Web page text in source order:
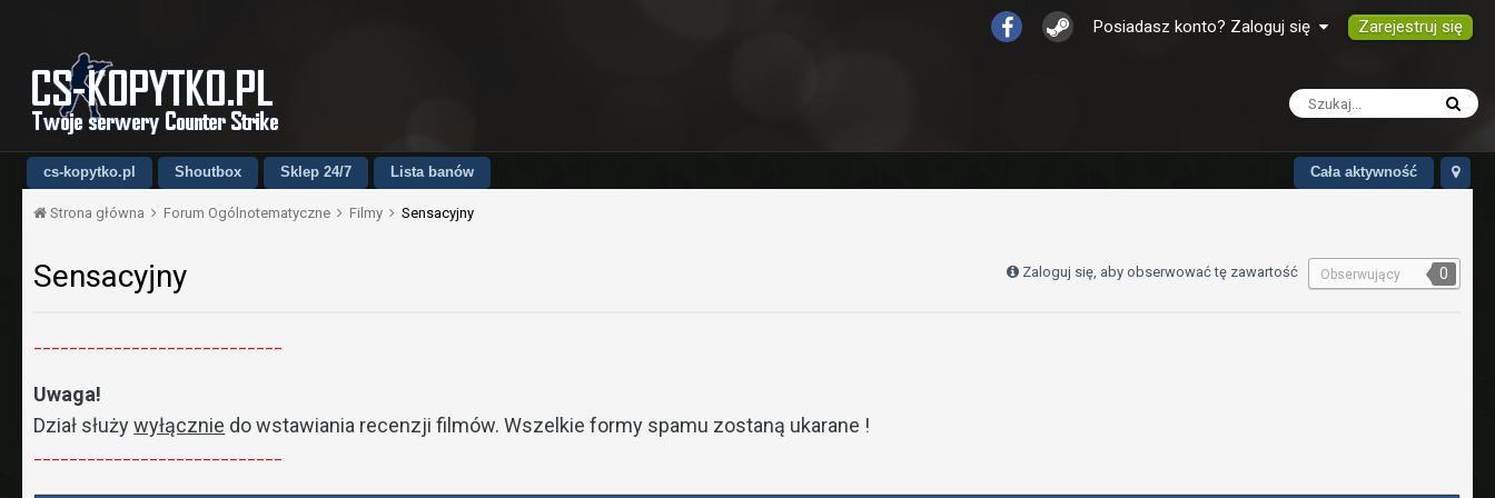
Posiadasz konto? Zaloguj się Zarejestruj się
cs-kopytko.pl Shoutbox Sklep 24/7 Lista banów Cała aktywność
Strona główna Forum Ogólnotematyczne Filmy Sensacyjny
Sensacyjny Zaloguj się, aby obserwować tę zawartość Obserwujący 0
Uwaga!
Dział służywyłącznie do wstawiania recenzji filmów. Wszelkie formy spamu zostaną ukarane !